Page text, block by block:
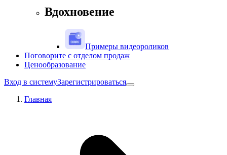
Вдохновение
Примеры видеороликов
Поговорите с отделом продаж
Ценообразование
Вход в системуЗарегистрироваться
Главная